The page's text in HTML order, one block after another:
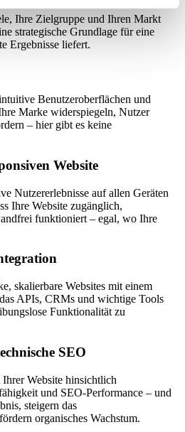
Ihre Zielgruppe und Ihren Markt
strategische Grundlage für eine
Ergebnisse liefert.
Benutzeroberflächen und
Marke widerspiegeln, Nutzer
– hier gibt es keine
Website
Nutzererlebnisse auf allen Geräten
Ihre Website zugänglich,
funktioniert – egal, wo Ihre
skalierbare Websites mit einem
APIs, CRMs und wichtige Tools
Funktionalität zu
SEO
Website hinsichtlich
und SEO-Performance – und
steigern das
organisches Wachstum.